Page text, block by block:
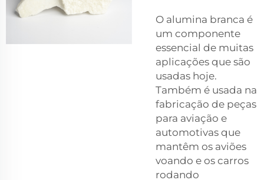
O alumina branca é
um componente
essencial de muitas
aplicações que são
usadas hoje.
Também é usada na
fabricação de peças
para aviação e
automotivas que
mantêm os aviões
voando e os carros
rodando